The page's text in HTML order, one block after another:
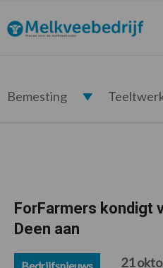
de
hoofdnavigatie
de
hoofd
de
eerste
de
voettekst
Melkveebedrijf.nl
Bemesting
ForFarmers kondigt
Deen aan
21